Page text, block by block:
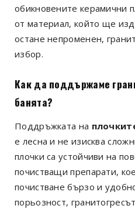
обикновените керамични
от материал, който ще
остане непроменен,
избор.
Как да поддържаме
банята?
Поддръжката на
е лесна и не изисква
плочки са устойчиви на
почистващи препарати,
почистване бързо и
порьозност,